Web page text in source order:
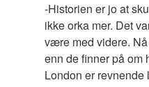
-Historien er jo at
ikke orka mer. Det
være med videre.
enn de finner på om
London er revnende